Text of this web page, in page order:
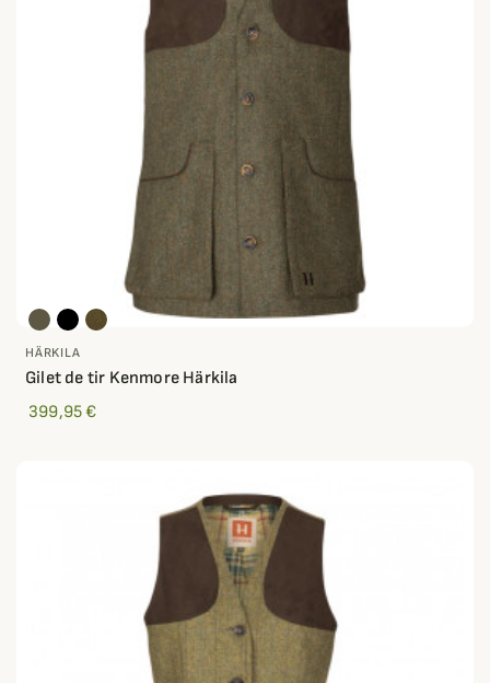
HÄRKILA
Gilet de tir Kenmore Härkila
399,95 €